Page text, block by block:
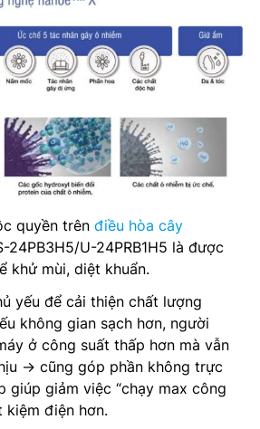
quyền trên điều hòa cây
24PB3H5/U-24PRB1H5 là được
khử mùi, diệt khuẩn.
yếu để cải thiện chất lượng
không gian sạch hơn, người
ở công suất thấp hơn mà vẫn
→ cũng góp phần không trực
giúp giảm việc “chạy max công
kiệm điện hơn.